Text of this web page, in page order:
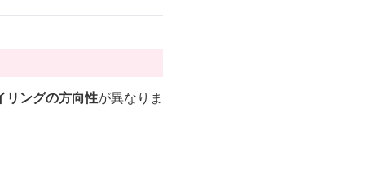
リングの方向性が異なりま